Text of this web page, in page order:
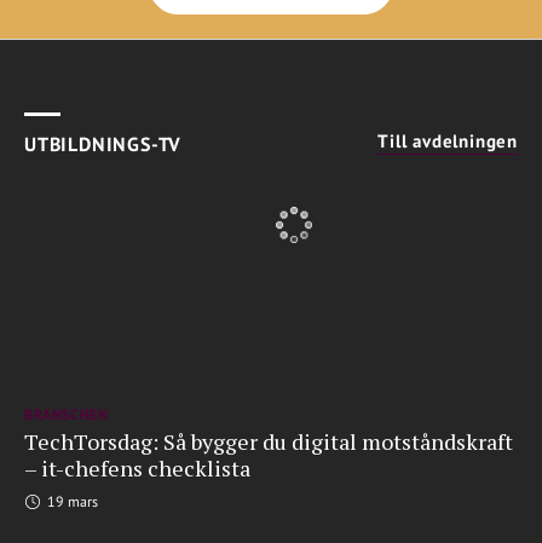
UTBILDNINGS-TV Till avdelningen
BRANSCHEN
TechTorsdag: Så bygger du digital motståndskraft
– it-chefens checklista
19 mars